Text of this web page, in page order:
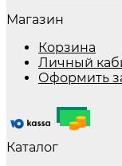
Магазин
Корзина
Личный
Оформить
Каталог